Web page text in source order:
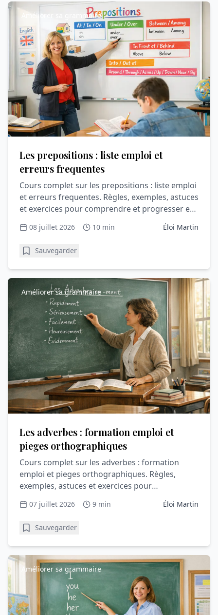
Améliorer sa grammaire
Les prepositions : liste emploi et
erreurs frequentes
Cours complet sur les prepositions : liste emploi
et erreurs frequentes. Règles, exemples, astuces
et exercices pour comprendre et progresser en
08 juillet 2026 10 min Éloi Martin
Sauvegarder
Améliorer sa grammaire
Les adverbes : formation emploi et
pieges orthographiques
Cours complet sur les adverbes : formation
emploi et pieges orthographiques. Règles,
exemples, astuces et exercices pour
07 juillet 2026 9 min Éloi Martin
Sauvegarder
Améliorer sa grammaire